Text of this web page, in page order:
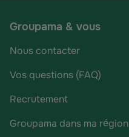
Groupama & vous
Nous contacter
Vos questions (FAQ)
Recrutement
Groupama dans ma région